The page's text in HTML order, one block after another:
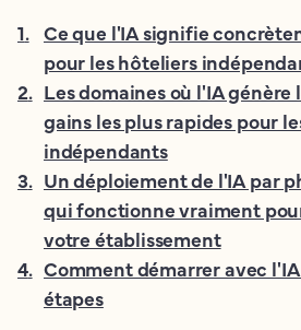
1. Ce que l'IA signifie
pour les hôteliers
2. Les domaines où l'IA génère
gains les plus rapides pour
indépendants
3. Un déploiement de l'IA par
qui fonctionne vraiment
votre établissement
4. Comment démarrer avec
étapes